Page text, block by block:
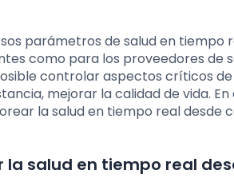
parámetros de salud en tiempo
como para los proveedores de
controlar aspectos críticos
mejorar la calidad de vida.
la salud en tiempo real desde
salud en tiempo real